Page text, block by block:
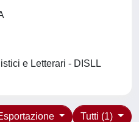
e Letterari - DISLL
Tutti (1)